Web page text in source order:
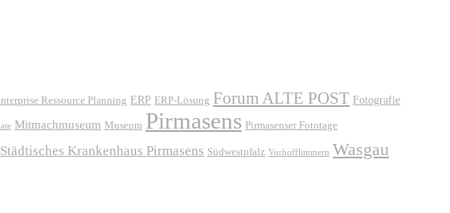
Ressource Planning ERP ERP-Lösung Forum ALTE POST Fotografie
Mitmachmuseum Museum Pirmasens Pirmasenser Fototage
Städtisches Krankenhaus Pirmasens Südwestpfalz Vorhofflimmern Wasgau